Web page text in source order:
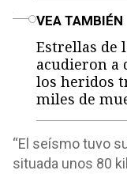
VEA TAMBIÉN
Estrellas de
acudieron a
los heridos
miles de
“El seísmo tuvo
situada unos 80